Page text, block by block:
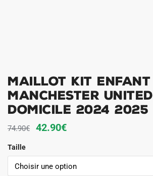
Maillot Kit Enfant
Manchester United
Domicile 2024 2025
74.90€
Le
initial
était :
42.90€Le
actuel
est :
Taille